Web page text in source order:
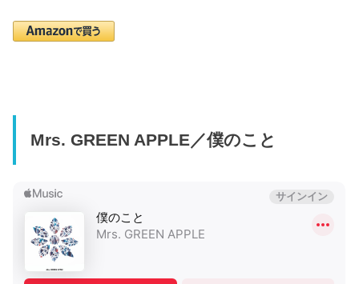
Mrs. GREEN APPLE／僕のこと